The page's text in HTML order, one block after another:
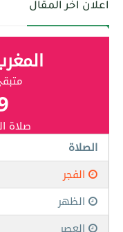
اعلان اخر المقال